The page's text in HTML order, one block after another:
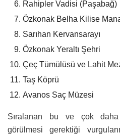
Rahipler Vadisi (Paşabağ)
Özkonak Belha Kilise
Sarıhan Kervansarayı
Özkonak Yeraltı Şehri
Çeç Tümülüsü ve Lahit
Taş Köprü
Avanos Saç Müzesi
Sıralanan bu ve çok
görülmesi gerektiği